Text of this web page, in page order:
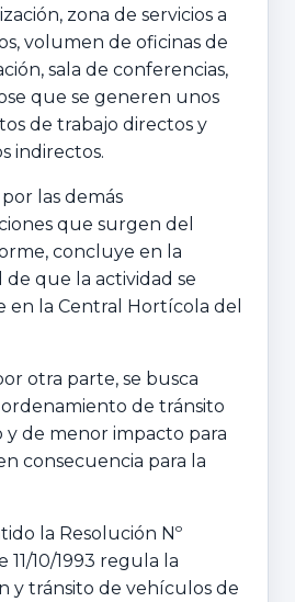
zona de servicios a
volumen de oficinas de
sala de conferencias,
que se generen unos
de trabajo directos y
indirectos.
las demás
que surgen del
concluye en la
de que la actividad se
en la Central Hortícola del
otra parte, se busca
de tránsito
y de menor impacto para
consecuencia para la
la Resolución Nº
11/10/1993 regula la
y tránsito de vehículos de